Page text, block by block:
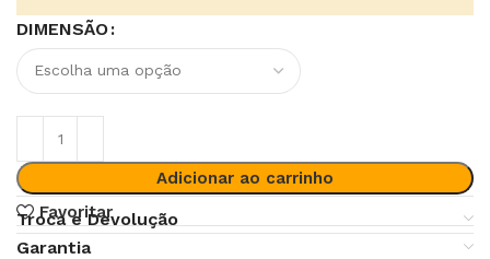
DIMENSÃO
Adicionar ao carrinho
Favoritar
Troca e Devolução
Garantia